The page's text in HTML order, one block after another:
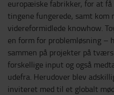
europæiske fabrikker, for at
tingene fungerede, samt kom
videreformidlede knowhow.
en form for problemløsning –
sammen på projekter på
forskellige input og også
udefra. Herudover blev
inviteret med til et globalt